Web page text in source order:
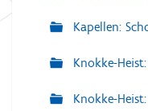
Kapellen:
Knokke-
Knokke-